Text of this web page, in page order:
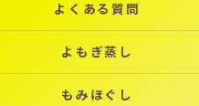
よくある質問
よもぎ蒸し
もみほぐし